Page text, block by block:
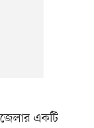
একটি